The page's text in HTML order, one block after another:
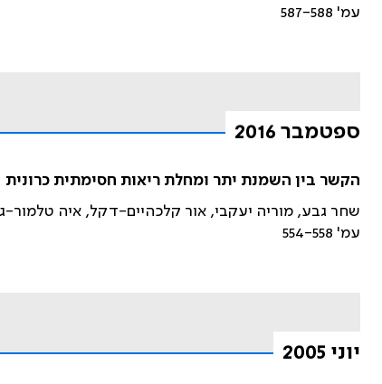
עמ' 587-588
ספטמבר 2016
הקשר בין השמנת יתר ומחלת ריאות חסימתית כרונית
שחר גבע, מוריה יעקבי, אור קלכהיים-דקל, איה טלמור-
עמ' 554-558
יוני 2005